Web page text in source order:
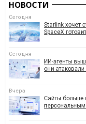
НОВОСТИ
Сегодня
Starlink хочет
SpaceX
Сегодня
ИИ-агенты
они
Вчера
Сайты больше
персональным